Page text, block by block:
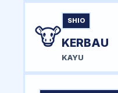
🐮
SHIO
KERBAU
KAYU